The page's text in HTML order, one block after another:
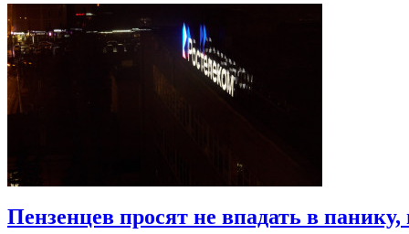
Пензенцев просят не впадать в